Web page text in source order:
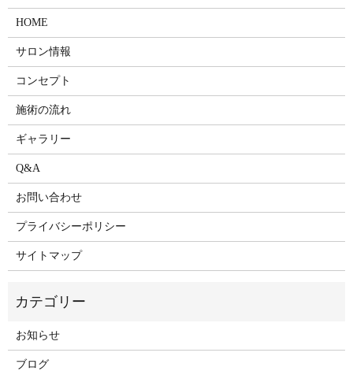
HOME
サロン情報
コンセプト
施術の流れ
ギャラリー
Q&A
お問い合わせ
プライバシーポリシー
サイトマップ
お知らせ
ブログ